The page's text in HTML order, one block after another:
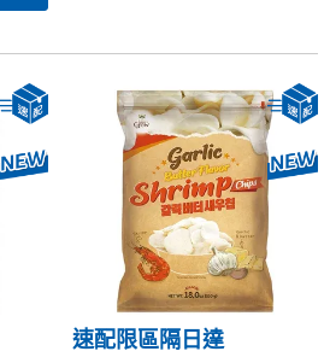
速配限區隔日達